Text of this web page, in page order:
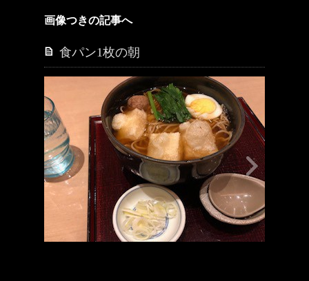
画像つきの記事へ
食パン1枚の朝